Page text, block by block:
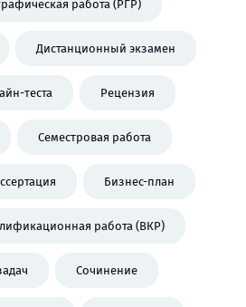
работа (РГР)
Дистанционный экзамен
теста Рецензия
Семестровая работа
Бизнес-план
работа (ВКР)
Сочинение